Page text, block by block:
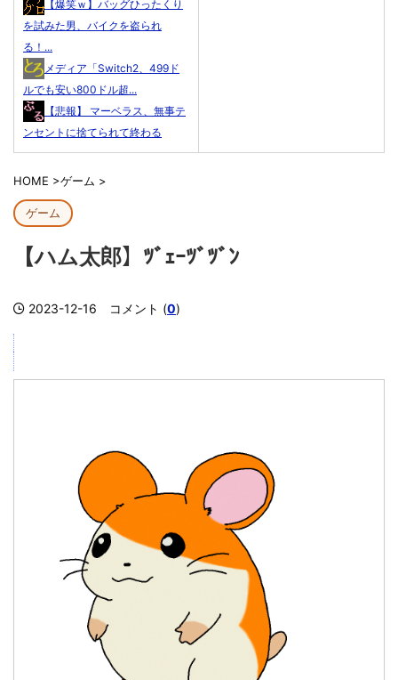
【爆笑ｗ】バッグひったくり
を試みた男、バイクを盗られ
る！...
メディア「Switch2、499ド
ルでも安い800ドル超...
【悲報】 マーベラス、無事テ
ンセントに捨てられて終わる
HOME >ゲーム >
ゲーム
【ハム太郎】ﾂﾞｪｰﾂﾞﾂﾞﾝ
2023-12-16 コメント (0)